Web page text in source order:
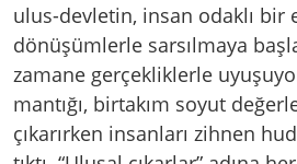
ulus-devletin, insan odaklı bir
dönüşümlerle sarsılmaya
zamane gerçekliklerle
mantığı, birtakım soyut
çıkarırken insanları zihnen